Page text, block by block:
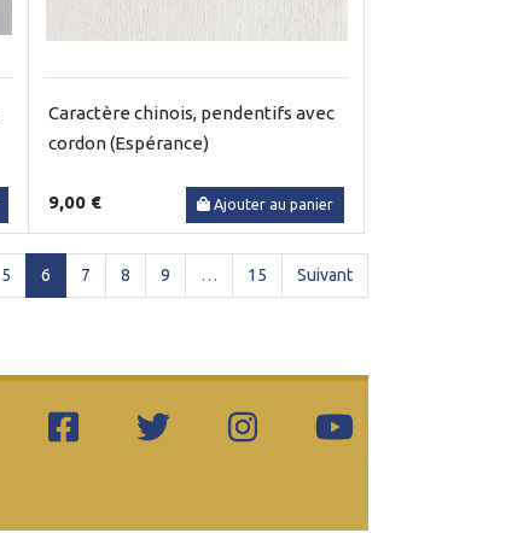
Caractère chinois, pendentifs avec
cordon (Espérance)
9,00 € Ajouter au panier
5 6 (current)
7 8 9 … 15 Suivant